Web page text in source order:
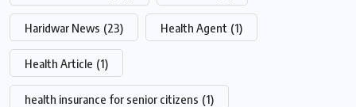
Haridwar News (23) Health Agent (1)
Health Article (1)
health insurance for senior citizens (1)